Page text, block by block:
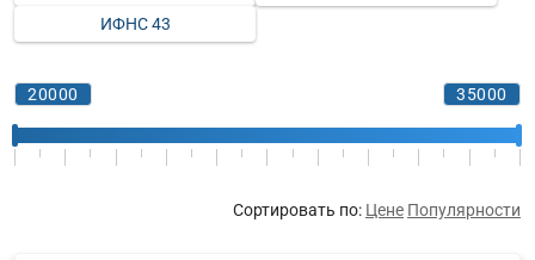
ИФНС 43
Сортировать по: Цене Популярности